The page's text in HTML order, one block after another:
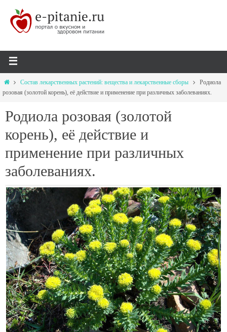
Состав лекарственных растений: вещества и лекарственные сборы
Родиола
розовая (золотой корень), её действие и применение при различных заболеваниях.
Родиола розовая (золотой
корень), её действие и
применение при различных
заболеваниях.